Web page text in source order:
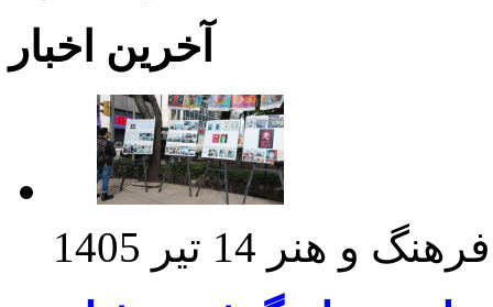
آخرین اخبار
فرهنگ و هنر 14 تیر 1405